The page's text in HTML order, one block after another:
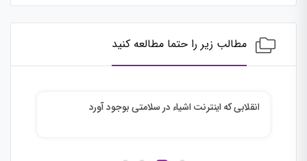
مطالب زیر را حتما مطالعه کنید
انقلابی که اینترنت اشیاء در سلامتی بوجود آورد